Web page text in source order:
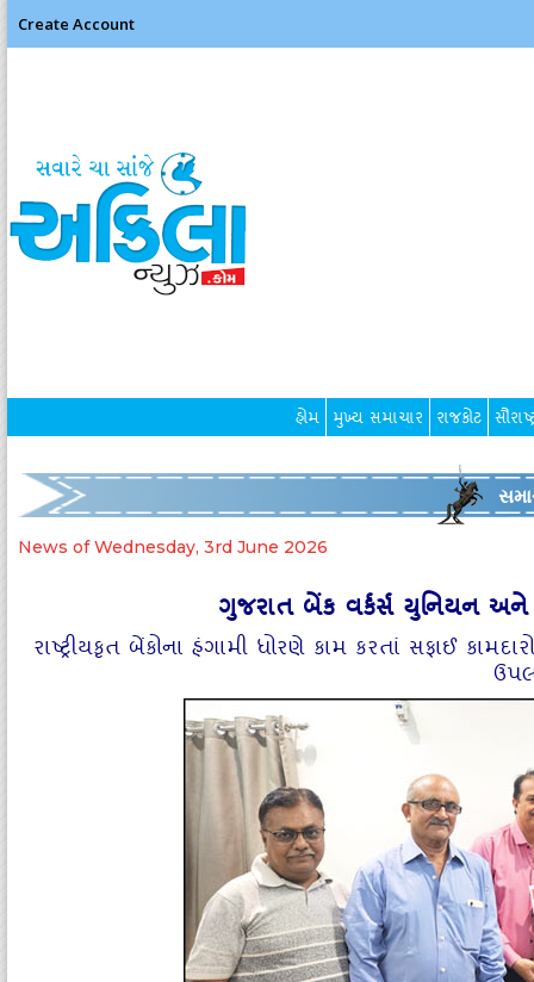
Create Account
હોમ મુખ્ય સમાચાર રાજકોટ
News of Wednesday, 3rd June 2026
ગુજરાત બેંક વર્કર્સ યુનિયન
રાષ્ટ્રીયકૃત બેંકોના હંગામી ધોરણે કામ કરતાં સફાઈ